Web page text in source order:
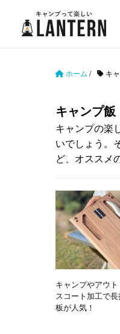
ホーム / キ
キャンプ飯
キャンプの楽
いでしょう。
ど、オススメ
キャンプやアウ
スコート加工で
板が人気！